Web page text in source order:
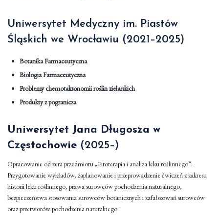
Uniwersytet Medyczny im. Piastów
Śląskich we Wrocławiu (2021–2025)
Botanika Farmaceutyczna
Biologia Farmaceutyczna
Problemy chemotaksonomii roślin zielarskich
Produkty z pogranicza
Uniwersytet Jana Długosza w
Częstochowie (2025–)
Opracowanie od zera przedmiotu „Fitoterapia i analiza leku roślinnego”.
Przygotowanie wykładów, zaplanowanie i przeprowadzenie ćwiczeń z zakresu
historii leku roślinnego, prawa surowców pochodzenia naturalnego,
bezpieczeństwa stosowania surowców botanicznych i zafałszowań surowców
oraz przetworów pochodzenia naturalnego.